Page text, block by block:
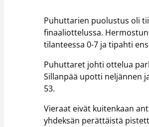
Puhuttarien puolustus oli
finaaliottelussa.
tilanteessa 0-7 ja tipahti
Puhuttaret johti ottelua
Sillanpää upotti neljännen
53.
Vieraat eivät kuitenkaan
yhdeksän perättäistä